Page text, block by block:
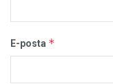
E-posta *